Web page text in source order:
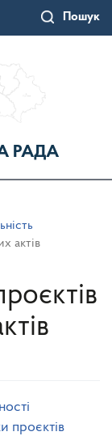
Пошук
РАДА
актів
проєктів